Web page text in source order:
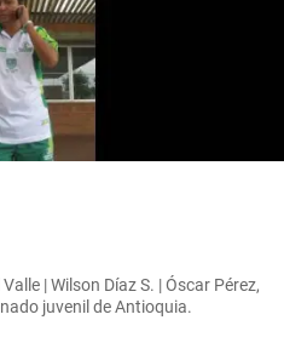
| Wilson Díaz S. | Óscar Pérez,
juvenil de Antioquia.